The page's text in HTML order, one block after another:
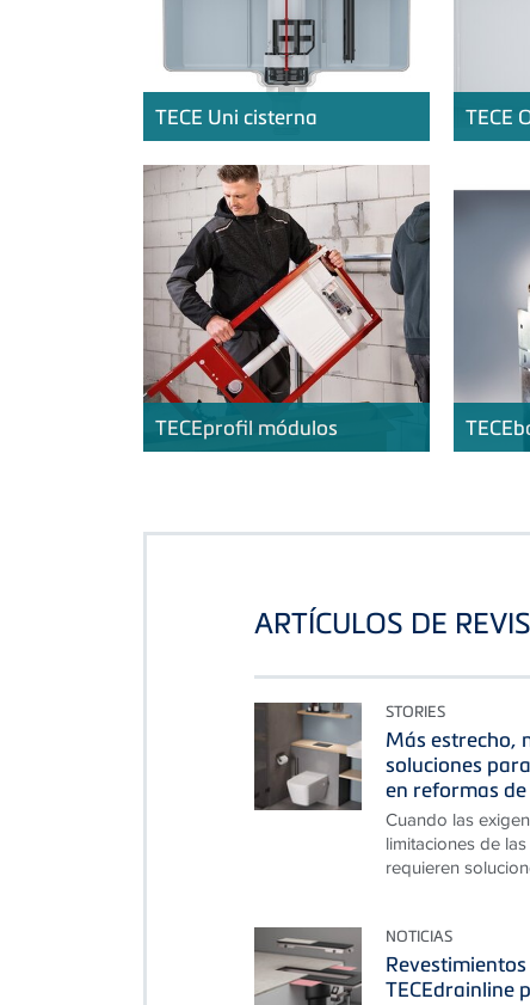
TECE Uni cisterna TECE
TECEprofil módulos TECE
ARTÍCULOS DE
STORIES
Más estrecho,
soluciones
en reformas
Cuando las
limitaciones de
requieren
NOTICIAS
TECEdrainline